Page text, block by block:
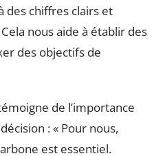
des chiffres clairs et
nous aide à établir des
des objectifs de
de l’importance
: « Pour nous,
est essentiel.